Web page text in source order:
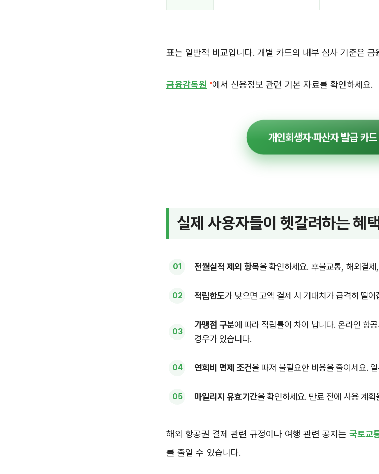
표는 일반적 비교입니다. 개별 카드의 내부 심사 기준은 금
금융감독원 에서 신용정보 관련 기본 자료를 확인하세요.
개인회생자·파산자 발급 카
실제 사용자들이 헷갈려하는 혜
전월실적 제외 항목을 확인하세요. 후불교통, 해외결
적립한도가 낮으면 고액 결제 시 기대치가 급격히 떨
가맹점 구분에 따라 적립률이 차이 납니다. 온라인 항
경우가 있습니다.
연회비 면제 조건을 따져 불필요한 비용을 줄이세요.
마일리지 유효기간을 확인하세요. 만료 전에 사용 계
해외 항공권 결제 관련 규정이나 여행 관련 공지는 국토교
를 줄일 수 있습니다.